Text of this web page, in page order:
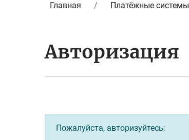
Главная Платёжные системы
Авторизация
Пожалуйста, авторизуйтесь: